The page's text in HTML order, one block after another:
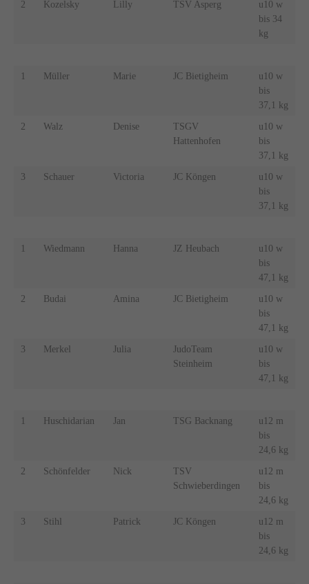
2 Kozelsky Lilly TSV Asperg
u10 w
bis 34
kg
1 Müller Marie JC Bietigheim
u10 w
bis
37,1 kg
2 Walz Denise
TSGV
Hattenhofen
u10 w
bis
37,1 kg
3 Schauer Victoria JC Köngen
u10 w
bis
37,1 kg
1 Wiedmann Hanna JZ Heubach
u10 w
bis
47,1 kg
2 Budai Amina JC Bietigheim
u10 w
bis
47,1 kg
3 Merkel Julia
JudoTeam
Steinheim
u10 w
bis
47,1 kg
1 Huschidarian Jan TSG Backnang
u12 m
bis
24,6 kg
2 Schönfelder Nick
TSV
Schwieberdingen
u12 m
bis
24,6 kg
3 Stihl Patrick JC Köngen
u12 m
bis
24,6 kg